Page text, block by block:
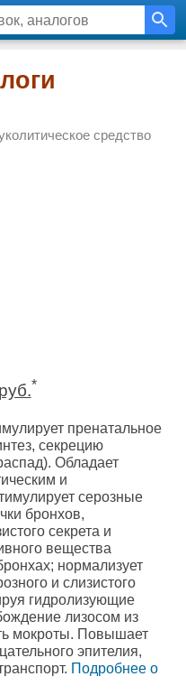
средство
*
пренатальное
секрецию
Обладает
и
серозные
бронхов,
секрета и
вещества
нормализует
и слизистого
гидролизующие
лизосом из
мокроты. Повышает
эпителия,
Подробнee о